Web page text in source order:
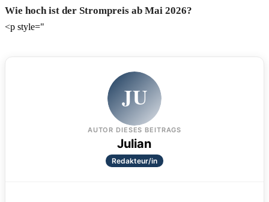
Wie hoch ist der Strompreis ab Mai 2026?
<p style="
JU
AUTOR DIESES BEITRAGS
Julian
Redakteur/in